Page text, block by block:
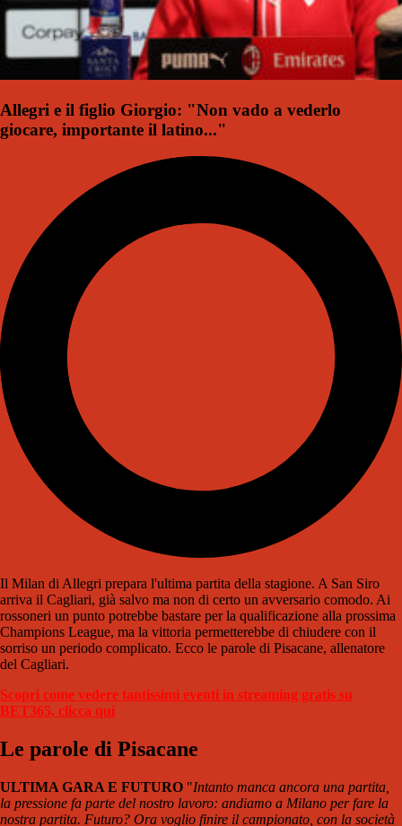
Allegri e il figlio Giorgio: "Non vado a vederlo
giocare, importante il latino..."
Il Milan di Allegri prepara l'ultima partita della stagione. A San Siro
arriva il Cagliari, già salvo ma non di certo un avversario comodo. Ai
rossoneri un punto potrebbe bastare per la qualificazione alla prossima
Champions League, ma la vittoria permetterebbe di chiudere con il
sorriso un periodo complicato. Ecco le parole di Pisacane, allenatore
del Cagliari.
Scopri come vedere tantissimi eventi in streaming gratis su
BET365, clicca qui
Le parole di Pisacane
ULTIMA GARA E FUTURO "Intanto manca ancora una partita,
la pressione fa parte del nostro lavoro: andiamo a Milano per fare la
nostra partita. Futuro? Ora voglio finire il campionato, con la società